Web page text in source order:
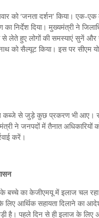
को ‘जनता दर्शन’ किया। एक-एक
निर्देश दिया। मुख्यमंत्री ने
से लेते हुए लोगों की समस्याएं सुनें और
को सैल्यूट किया। इस पर सीएम
कब्जे से जुड़े कुछ प्रकरण भी आए।
ने जनपदों में तैनात अधिकारियों
करें।
बच्चे का केजीएमयू में इलाज चल
आर्थिक सहायता दिलाने का
पहले दिन से ही इलाज के लिए